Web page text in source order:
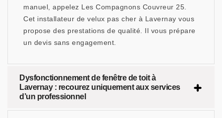
manuel, appelez Les Compagnons Couvreur 25.
Cet installateur de velux pas cher à Lavernay vous
propose des prestations de qualité. Il vous prépare
un devis sans engagement.
Dysfonctionnement de fenêtre de toit à
Lavernay : recourez uniquement aux services
d’un professionnel